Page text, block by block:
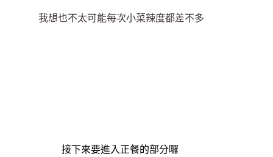
我想也不太可能每次小菜辣度都差不多
接下來要進入正餐的部分囉